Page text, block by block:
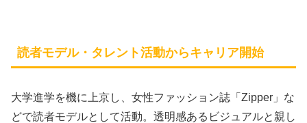
読者モデル・タレント活動からキャリア開始
大学進学を機に上京し、女性ファッション誌「Zipper」な
どで読者モデルとして活動。透明感あるビジュアルと親し